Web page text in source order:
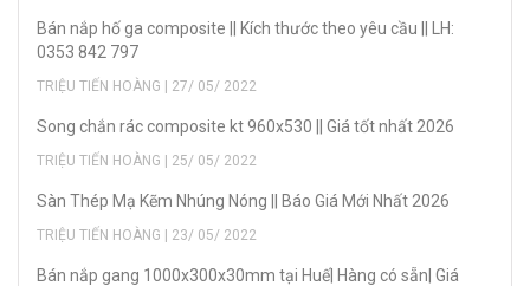
Bán nắp hố ga composite || Kích thước theo yêu cầu || LH:
0353 842 797
TRIỆU TIẾN HOÀNG | 27/ 05/ 2022
Song chắn rác composite kt 960x530 || Giá tốt nhất 2026
TRIỆU TIẾN HOÀNG | 25/ 05/ 2022
Sàn Thép Mạ Kẽm Nhúng Nóng || Báo Giá Mới Nhất 2026
TRIỆU TIẾN HOÀNG | 23/ 05/ 2022
Bán nắp gang 1000x300x30mm tại Huế| Hàng có sẵn| Giá